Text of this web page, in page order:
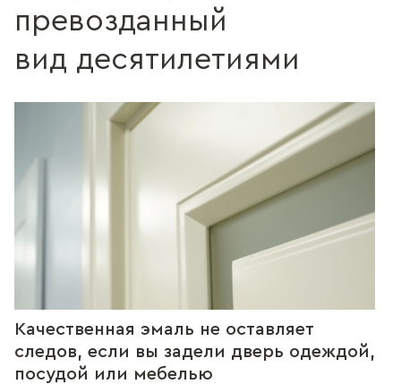
превозданный
вид десятилетиями
Качественная эмаль не оставляет
следов, если вы задели дверь одеждой,
посудой или мебелью